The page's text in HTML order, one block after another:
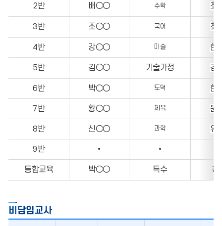
2반 배○○ 수학 최
3반 조○○ 국어 최
4반 강○○ 미술 한
5반 김○○ 기술가정 김
6반 박○○ 도덕 한
7반 황○○ 체육 윤
8반 신○○ 과학 유
9반 • •
통합교육 박○○ 특수 전
비담임교사